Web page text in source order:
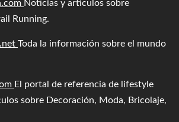
Noticias y artículos sobre
Running.
Toda la información sobre el mundo
El portal de referencia de lifestyle
sobre Decoración, Moda, Bricolaje,